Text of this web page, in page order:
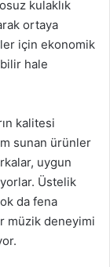
kulaklık
ortaya
için ekonomik
hale
kalitesi
sunan ürünler
uygun
Üstelik
da fena
müzik deneyimi